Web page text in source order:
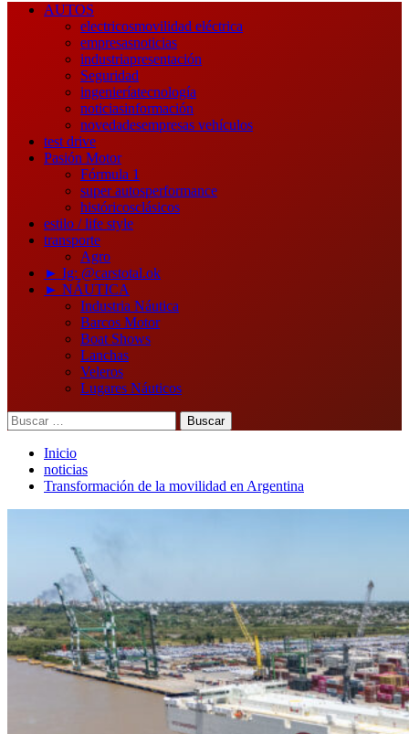
Menú
AUTOS
electricosmovilidad eléctrica
empresasnoticias
industriapresentación
Seguridad
ingenieríatecnología
noticiasinformación
novedadesempresas vehículos
test drive
Pasión Motor
Fórmula 1
super autosperformance
históricosclásicos
estilo / life style
transporte
Agro
► Ig: @carstotal.ok
► NÁUTICA
Industria Náutica
Barcos Motor
Boat Shows
Lanchas
Veleros
Lugares Náuticos
Buscar:
Inicio
noticias
Transformación de la movilidad en Argentina